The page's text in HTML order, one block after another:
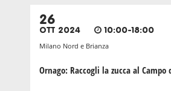
26
OTT 2024 10:00-18:00
Milano Nord e Brianza
Ornago: Raccogli la zucca al Campo